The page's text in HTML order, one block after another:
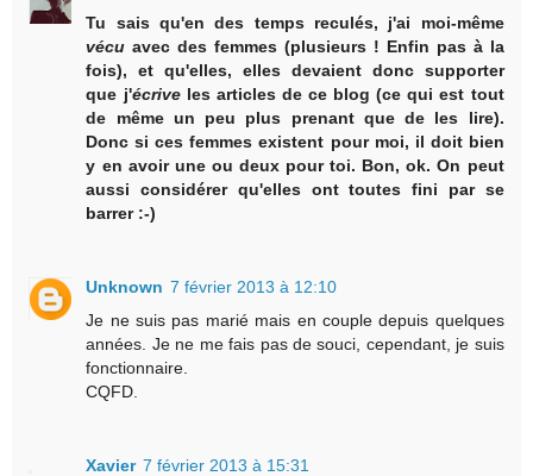
Tu sais qu'en des temps reculés, j'ai moi-même
vécu avec des femmes (plusieurs ! Enfin pas à la
fois), et qu'elles, elles devaient donc supporter
que j'écriveles articles de ce blog (ce qui est tout
de même un peu plus prenant que de les lire).
Donc si ces femmes existent pour moi, il doit bien
y en avoir une ou deux pour toi. Bon, ok. On peut
aussi considérer qu'elles ont toutes fini par se
barrer :-)
Unknown 7 février 2013 à 12:10
Je ne suis pas marié mais en couple depuis quelques
années. Je ne me fais pas de souci, cependant, je suis
fonctionnaire.
CQFD.
Xavier 7 février 2013 à 15:31